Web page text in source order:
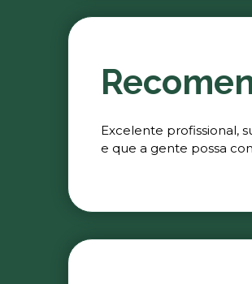
Excelente profissional,
e que a gente possa